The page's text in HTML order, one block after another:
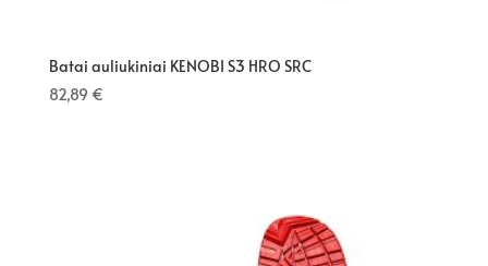
Batai auliukiniai KENOBI S3 HRO SRC
82,89 €